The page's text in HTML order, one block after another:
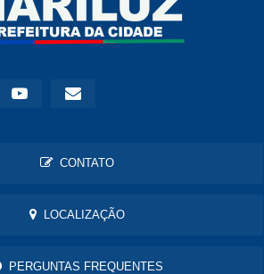
CONTATO
LOCALIZAÇÃO
PERGUNTAS FREQUENTES